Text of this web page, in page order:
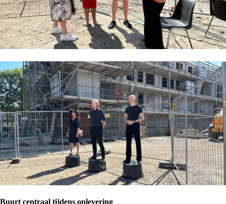
Buurt centraal tijdens oplevering